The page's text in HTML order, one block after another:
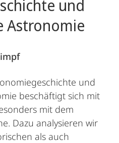
und
Astronomie
und
beschäftigt sich mit
mit dem
Dazu analysieren wir
als auch